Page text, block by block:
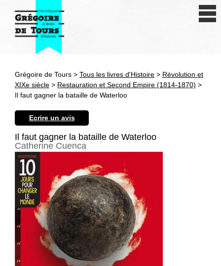
Antiquité
XXe siècle
Autres civilisations
Thématiques
Grégoire de Tours > Tous les livres d'Histoire > Révolution et
XIXe siècle > Restauration et Second Empire (1814-1870) >
Il faut gagner la bataille de Waterloo
Ecrire un avis
Il faut gagner la bataille de Waterloo
Catherine Cuenca